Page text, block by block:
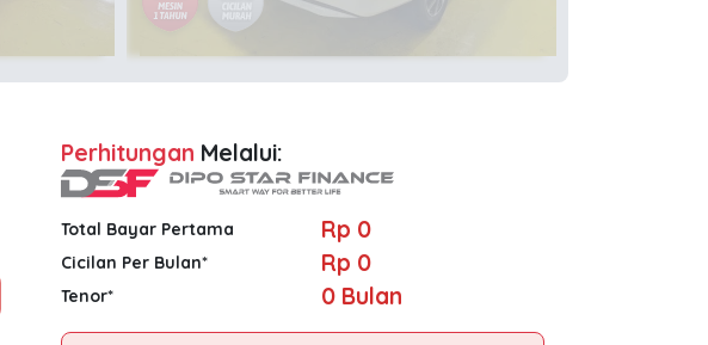
Perhitungan Melalui:
Total Bayar Pertama Rp 0
Cicilan Per Bulan* Rp 0
Tenor* 0Bulan